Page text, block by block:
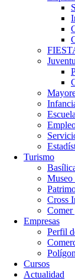
Turismo
Museo
Cross
Empresas
Perfil
Cursos
Actualidad